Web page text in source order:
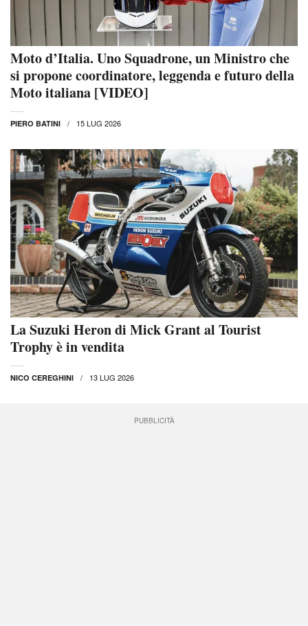
Moto d’Italia. Uno Squadrone, un Ministro che
si propone coordinatore, leggenda e futuro della
Moto italiana [VIDEO]
PIERO BATINI 15 LUG 2026
La Suzuki Heron di Mick Grant al Tourist
Trophy è in vendita
NICO CEREGHINI 13 LUG 2026
PUBBLICITÀ